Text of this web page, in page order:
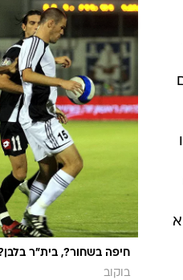
חיפה בשחור?, בית"ר
בוקוב